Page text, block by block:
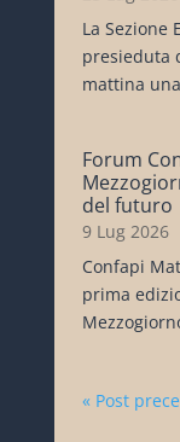
La Sezione
presieduta
mattina
Forum
del futuro
9 Lug 2026
Confapi
prima
« Post